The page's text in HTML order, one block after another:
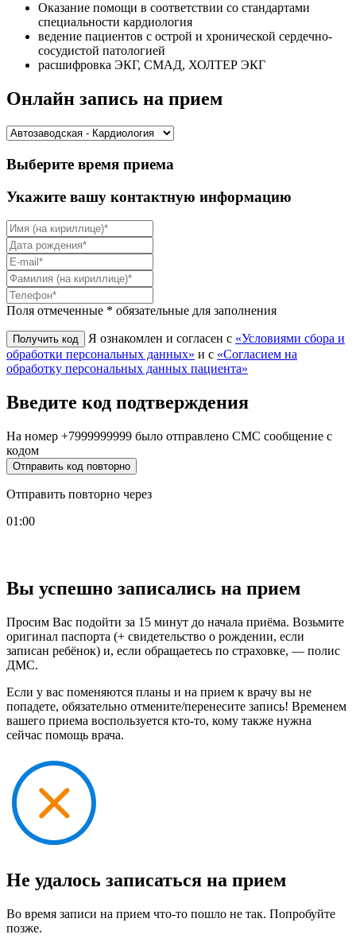
Оказание помощи в соответствии со стандартами
специальности кардиология
ведение пациентов с острой и хронической сердечно-
сосудистой патологией
расшифровка ЭКГ, СМАД, ХОЛТЕР ЭКГ
Онлайн запись на прием
Выберите время приема
Укажите вашу контактную информацию
Поля отмеченные * обязательные для заполнения
Я ознакомлен и согласен с «Условиями сбора и
обработки персональных данных» и с «Согласием на
обработку персональных данных пациента»
Введите код подтверждения
На номер +7999999999 было отправлено СМС сообщение с
кодом
Отправить код повторно
Отправить повторно через
01:00
Вы успешно записались на прием
Просим Вас подойти за 15 минут до начала приёма. Возьмите
оригинал паспорта (+ свидетельство о рождении, если
записан ребёнок) и, если обращаетесь по страховке, — полис
ДМС.
Если у вас поменяются планы и на прием к врачу вы не
попадете, обязательно отмените/перенесите запись! Временем
вашего приема воспользуется кто-то, кому также нужна
сейчас помощь врача.
Не удалось записаться на прием
Во время записи на прием что-то пошло не так. Попробуйте
позже.